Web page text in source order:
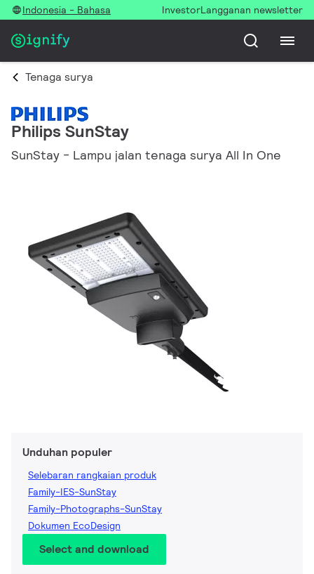
Indonesia - Bahasa InvestorLangganan newsletter
Tenaga surya
Philips SunStay
SunStay - Lampu jalan tenaga surya All In One
Unduhan populer
Selebaran rangkaian produk
Family-IES-SunStay
Family-Photographs-SunStay
Dokumen EcoDesign
Select and download